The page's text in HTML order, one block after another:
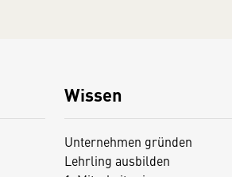
Wissen
Unternehmen gründen
Lehrling ausbilden